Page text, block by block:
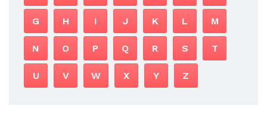
G H I J K L M
N O P Q R S T
U V W X Y Z